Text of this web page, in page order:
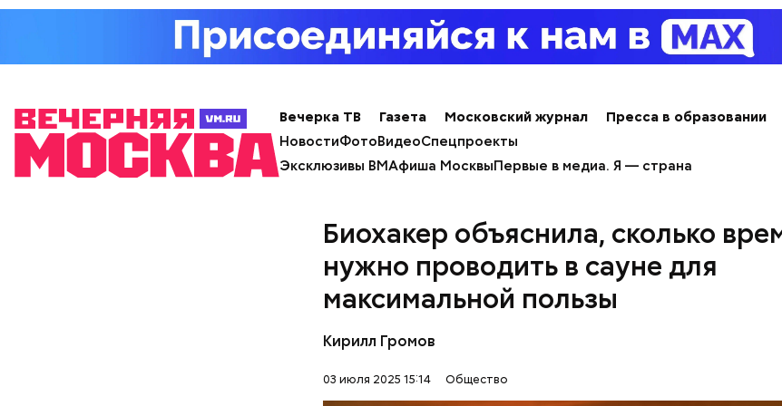
Вечерка ТВ Газета Московский журнал
Пресса в образовании
НовостиФотоВидеоСпецпроекты
Эксклюзивы ВМАфиша МосквыПервые в медиа. Я — страна
Биохакер объяснила, сколько
нужно проводить в сауне для
максимальной пользы
Кирилл Громов
03 июля 2025 15:14 Общество
с сахарным диабетом;
лишним весом.